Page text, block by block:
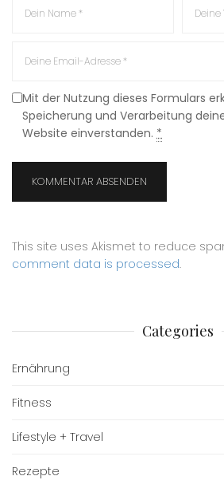
Mit der Nutzung dieses Formulars
Speicherung und Verarbeitung
Website einverstanden. *
This site uses Akismet to reduce
comment data is processed.
Categories
Ernährung
Fitness
Lifestyle + Travel
Rezepte